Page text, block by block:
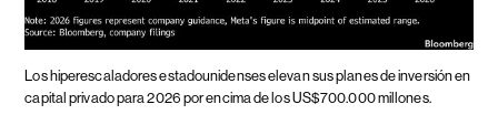
Los hiperescaladores estadounidenses elevan sus planes de inversión en
capital privado para 2026 por encima de los US$700.000 millones.